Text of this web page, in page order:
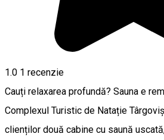
1.0 1 recenzie
Cauți relaxarea profundă? Sauna e
Complexul Turistic de Natație
clienților două cabine cu saună